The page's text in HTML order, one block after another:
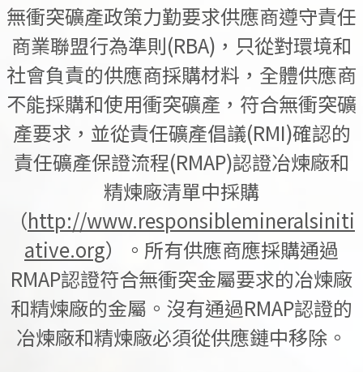
無衝突礦產政策力勤要求供應商遵守責任
商業聯盟行為準則(RBA)，只從對環境和
社會負責的供應商採購材料，全體供應商
不能採購和使用衝突礦產，符合無衝突礦
產要求，並從責任礦產倡議(RMI)確認的
責任礦產保證流程(RMAP)認證冶煉廠和
精煉廠清單中採購
（http://www.responsiblemineralsiniti
ative.org）。所有供應商應採購通過
RMAP認證符合無衝突金屬要求的冶煉廠
和精煉廠的金屬。沒有通過RMAP認證的
冶煉廠和精煉廠必須從供應鏈中移除。